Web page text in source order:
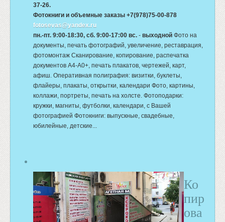
37-26.
Фотокниги и объемные заказы +7(978)75-00-878
fotosevas@yandex.ru
пн.-пт. 9:00-18:30, сб. 9:00-17:00 вс. - выходной Фото на
документы, печать фотографий, увеличение, реставрация,
фотомонтаж Сканирование, копирование, распечатка
документов А4-А0+, печать плакатов, чертежей, карт,
афиш. Оперативная полиграфия: визитки, буклеты,
флайеры, плакаты, открытки, календари Фото, картины,
коллажи, портреты, печать на холсте. Фотоподарки:
кружки, магниты, футболки, календари, с Вашей
фотографией Фотокниги: выпускные, свадебные,
юбилейные, детские...
Ко
пир
ова